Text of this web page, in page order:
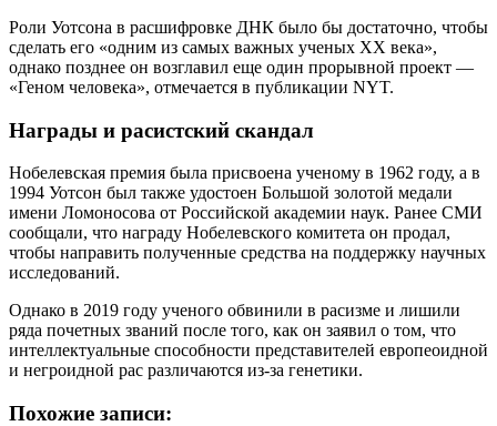
Роли Уотсона в расшифровке ДНК было бы достаточно, чтобы
сделать его «одним из самых важных ученых XX века»,
однако позднее он возглавил еще один прорывной проект ―
«Геном человека», отмечается в публикации NYT.
Награды и расистский скандал
Нобелевская премия была присвоена ученому в 1962 году, а в
1994 Уотсон был также удостоен Большой золотой медали
имени Ломоносова от Российской академии наук. Ранее СМИ
сообщали, что награду Нобелевского комитета он продал,
чтобы направить полученные средства на поддержку научных
исследований.
Однако в 2019 году ученого обвинили в расизме и лишили
ряда почетных званий после того, как он заявил о том, что
интеллектуальные способности представителей европеоидной
и негроидной рас различаются из-за генетики.
Похожие записи: